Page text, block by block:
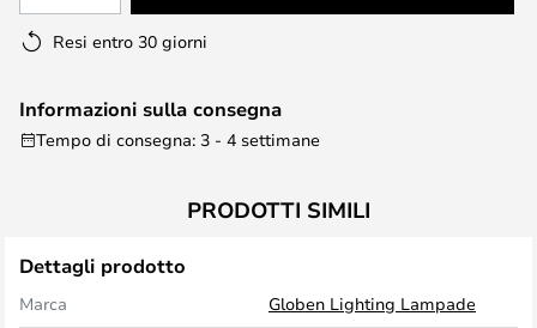
Resi entro 30 giorni
Informazioni sulla consegna
Tempo di consegna: 3 - 4 settimane
PRODOTTI SIMILI
Dettagli prodotto
Marca
Globen Lighting Lampade